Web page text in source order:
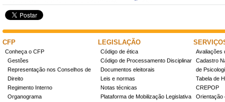
CFP
Conheça o CFP
Gestões
Representação nos Conselhos de
Direito
Regimento Interno
Organograma
LEGISLAÇÃO
Código de ética
Código de Processamento Disciplinar
Documentos eleitorais
Leis e normas
Notas técnicas
Plataforma de Mobilização Legislativa
Avaliações
Cadastro
de
Tabela de
CREPOP
Orientação